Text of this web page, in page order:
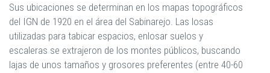
Sus ubicaciones se determinan en los mapas topográficos
del IGN de 1920 en el área del Sabinarejo. Las losas
utilizadas para tabicar espacios, enlosar suelos y
escaleras se extrajeron de los montes públicos, buscando
lajas de unos tamaños y grosores preferentes (entre 40-60